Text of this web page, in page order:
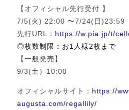
【オフィシャル先行受付 】
7/5(火) 22:00 〜7/24(日)23:59
先行URL： https://w.pia.jp/t/
◎枚数制限：お1人様2枚まで
【一般発売】
9/3(土）10:00
オフィシャルサイト： https://
augusta.com/regallily/